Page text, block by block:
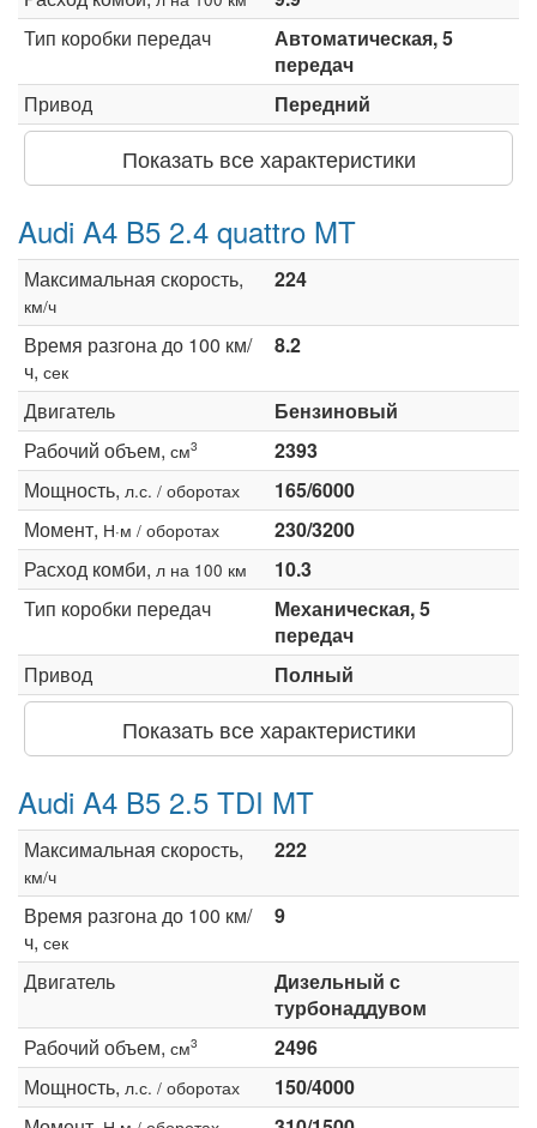
Тип коробки передач
Автоматическая, 5
передач
Привод
Передний
Показать все характеристики
Audi A4 B5 2.4 quattro MT
Максимальная скорость,
км/ч
224
Время разгона до 100 км/
ч, сек
8.2
Двигатель
Бензиновый
Рабочий объем, см3
2393
Мощность, л.с. / оборотах
165/6000
Момент, Н·м / оборотах
230/3200
Расход комби, л на 100 км
10.3
Тип коробки передач
Механическая, 5
передач
Привод
Полный
Показать все характеристики
Audi A4 B5 2.5 TDI MT
Максимальная скорость,
км/ч
222
Время разгона до 100 км/
ч, сек
9
Двигатель
Дизельный с
турбонаддувом
Рабочий объем, см3
2496
Мощность, л.с. / оборотах
150/4000